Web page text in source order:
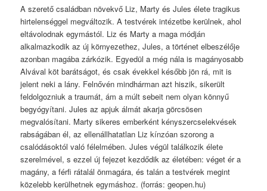
A szerető családban növekvő Liz, Marty és Jules élete tragikus
hirtelenséggel megváltozik. A testvérek intézetbe kerülnek, ahol
eltávolodnak egymástól. Liz és Marty a maga módján
alkalmazkodik az új környezethez, Jules, a történet elbeszélője
azonban magába zárkózik. Egyedül a még nála is magányosabb
Alvával köt barátságot, és csak évekkel később jön rá, mit is
jelent neki a lány. Felnővén mindhárman azt hiszik, sikerült
feldolgozniuk a traumát, ám a múlt sebeit nem olyan könnyű
begyógyítani. Jules az apjuk álmát akarja görcsösen
megvalósítani. Marty sikeres emberként kényszercselekvések
rabságában él, az ellenállhatatlan Liz kínzóan szorong a
csalódásoktól való félelmében. Jules végül találkozik élete
szerelmével, s ezzel új fejezet kezdődik az életében: véget ér a
magány, a férfi rátalál önmagára, és talán a testvérek megint
közelebb kerülhetnek egymáshoz. (forrás: geopen.hu)